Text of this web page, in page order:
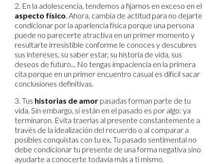
2. En la adolescencia, tendemos a fijarnos en exceso en el
aspecto físico . Ahora, cambia de actitud para no dejarte
condicionar por la apariencia física porque una persona
puede no parecerte atractiva en un primer momento y
resultarte irresistible conforme le conoces y descubres
sus intereses, su saber estar, su historia de vida, sus
deseos de futuro... No tengas impaciencia en la primera
cita porque en un primer encuentro casual es difícil sacar
conclusiones definitivas.
3. Tus historias de amor pasadas forman parte de tu
vida. Sin embargo, si están en el pasado es por algo: ya
terminaron. Evita traerlas al presente constantemente a
través de la idealización del recuerdo o al comparar a
posibles conquistas con tu ex. Tu pasado sentimental no
debe condicionar tu presente de una forma negativa sino
ayudarte a conocerte todavía más a ti mismo.